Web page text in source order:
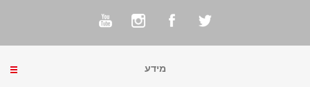
מידע